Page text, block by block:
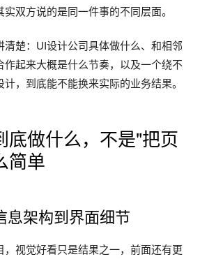
双方说的是同一件事的不同层面。
楚：UI设计公司具体做什么、和相邻
作起来大概是什么节奏，以及一个绕不
，到底能不能换来实际的业务结果。
底做什么，不是"把页
简单
息架构到界面细节
视觉好看只是结果之一，前面还有更